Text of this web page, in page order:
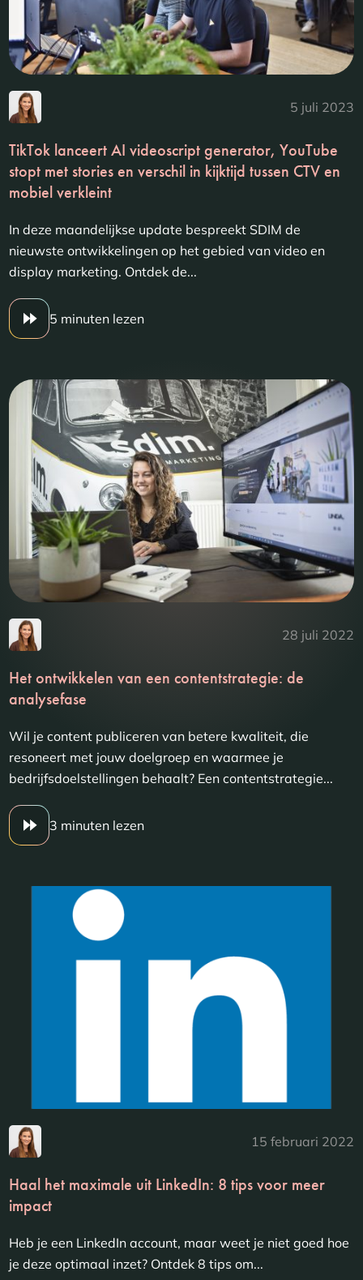
5 juli 2023
TikTok lanceert AI videoscript generator, YouTube
stopt met stories en verschil in kijktijd tussen CTV en
mobiel verkleint
In deze maandelijkse update bespreekt SDIM de
nieuwste ontwikkelingen op het gebied van video en
display marketing. Ontdek de...
5 minuten lezen
28 juli 2022
Het ontwikkelen van een contentstrategie: de
analysefase
Wil je content publiceren van betere kwaliteit, die
resoneert met jouw doelgroep en waarmee je
bedrijfsdoelstellingen behaalt? Een contentstrategie...
3 minuten lezen
15 februari 2022
Haal het maximale uit LinkedIn: 8 tips voor meer
impact
Heb je een LinkedIn account, maar weet je niet goed hoe
je deze optimaal inzet? Ontdek 8 tips om...